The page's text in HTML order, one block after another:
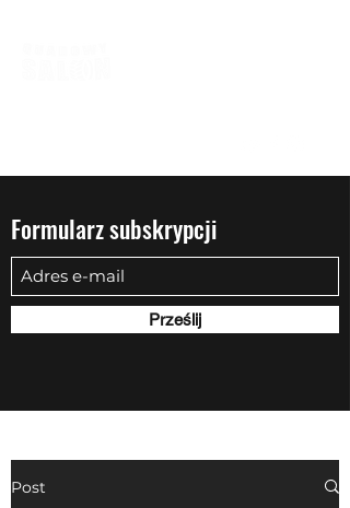
Formularz subskrypcji
Prześlij
Post